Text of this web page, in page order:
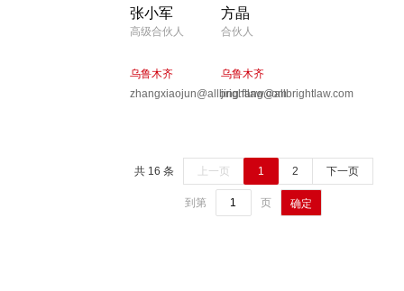
张小军
高级合伙人
乌鲁木齐
zhangxiaojun@allbrightlaw.com
方晶
合伙人
乌鲁木齐
jing.fang@allbrightlaw.com
共 16 条 上一页 1 2 下一页
到第 页 确定